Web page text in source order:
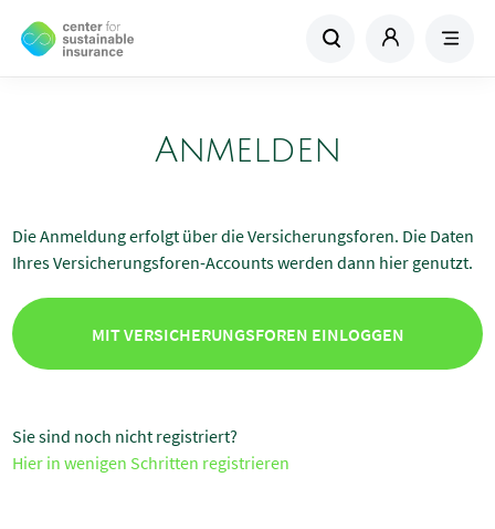
Anmelden
Die Anmeldung erfolgt über die Versicherungsforen. Die Daten
Ihres Versicherungsforen-Accounts werden dann hier genutzt.
MIT VERSICHERUNGSFOREN EINLOGGEN
Sie sind noch nicht registriert?
Hier in wenigen Schritten registrieren